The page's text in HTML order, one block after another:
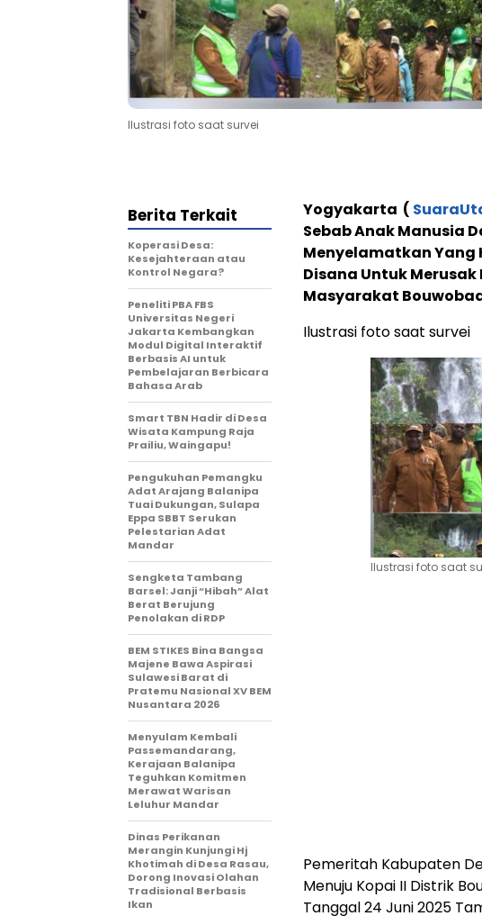
Ilustrasi foto saat survei
Yogyakarta (
Sebab Anak Manusia
Menyelamatkan Yang
Disana Untuk
Masyarakat
Ilustrasi foto saat survei
Ilustrasi foto saat
Pemeritah Kabupaten
Menuju Kopai II Distrik
Tanggal 24 Juni 2025
Berita Terkait
Koperasi Desa:
Kesejahteraan atau
Kontrol Negara?
Peneliti PBA FBS
Universitas Negeri
Jakarta Kembangkan
Modul Digital Interaktif
Berbasis AI untuk
Pembelajaran Berbicara
Bahasa Arab
Smart TBN Hadir di Desa
Wisata Kampung Raja
Prailiu, Waingapu!
Pengukuhan Pemangku
Adat Arajang Balanipa
Tuai Dukungan, Sulapa
Eppa SBBT Serukan
Pelestarian Adat
Mandar
Sengketa Tambang
Barsel: Janji “Hibah” Alat
Berat Berujung
Penolakan di RDP
BEM STIKES Bina Bangsa
Majene Bawa Aspirasi
Sulawesi Barat di
Pratemu Nasional XV BEM
Nusantara 2026
Menyulam Kembali
Passemandarang,
Kerajaan Balanipa
Teguhkan Komitmen
Merawat Warisan
Leluhur Mandar
Dinas Perikanan
Merangin Kunjungi Hj
Khotimah di Desa Rasau,
Dorong Inovasi Olahan
Tradisional Berbasis
Ikan